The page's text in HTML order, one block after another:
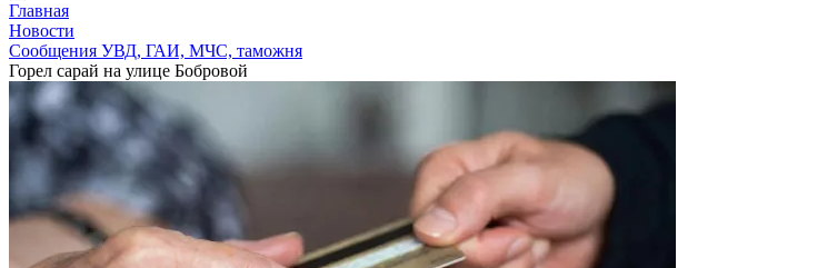
Главная
Новости
Сообщения УВД, ГАИ, МЧС, таможня
Горел сарай на улице Бобровой